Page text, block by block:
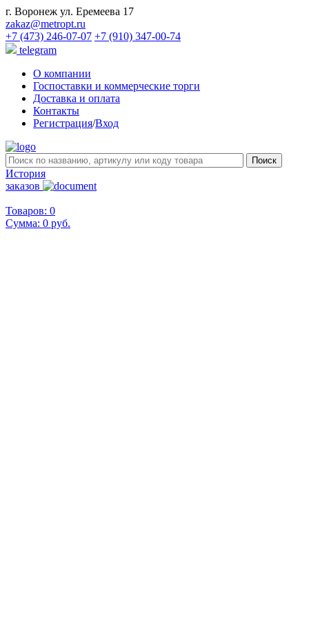
г. Воронеж ул. Еремеева 17
zakaz@metropt.ru
+7 (473) 246-07-07 +7 (910) 347-00-74
telegram
О компании
Госпоставки и коммерческие торги
Доставка и оплата
Контакты
Регистрация/Вход
История
заказов
Товаров: 0
Сумма: 0 руб.